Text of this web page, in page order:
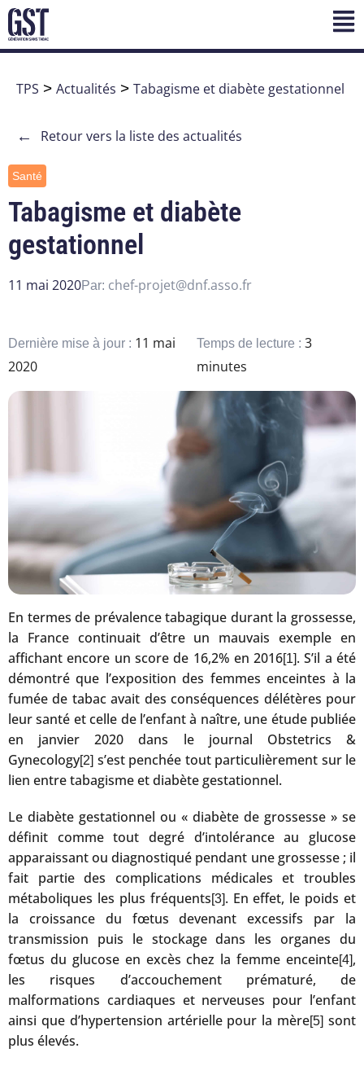
TPS > Actualités > Tabagisme et diabète gestationnel
← Retour vers la liste des actualités
Santé
Tabagisme et diabète
gestationnel
11 mai 2020Par: chef-projet@dnf.asso.fr
Dernière mise à jour : 11 mai
2020
Temps de lecture : 3
minutes
En termes de prévalence tabagique durant la grossesse,
la France continuait d’être un mauvais exemple en
affichant encore un score de 16,2% en 2016[1]. S’il a été
démontré que l’exposition des femmes enceintes à la
fumée de tabac avait des conséquences délétères pour
leur santé et celle de l’enfant à naître, une étude publiée
en janvier 2020 dans le journal Obstetrics &
Gynecology[2] s’est penchée tout particulièrement sur le
lien entre tabagisme et diabète gestationnel.
Le diabète gestationnel ou « diabète de grossesse » se
définit comme tout degré d’intolérance au glucose
apparaissant ou diagnostiqué pendant une grossesse ; il
fait partie des complications médicales et troubles
métaboliques les plus fréquents[3]. En effet, le poids et
la croissance du fœtus devenant excessifs par la
transmission puis le stockage dans les organes du
fœtus du glucose en excès chez la femme enceinte[4],
les risques d’accouchement prématuré, de
malformations cardiaques et nerveuses pour l’enfant
ainsi que d’hypertension artérielle pour la mère[5] sont
plus élevés.